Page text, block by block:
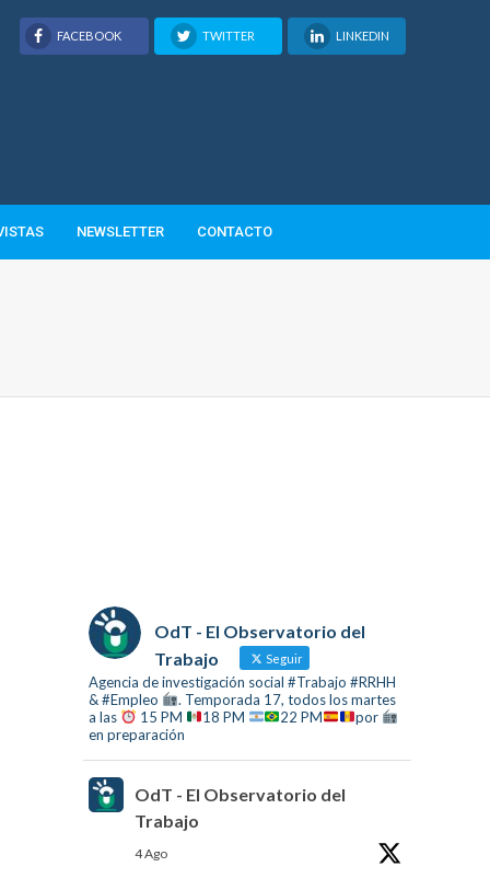
FACEBOOK TWITTER LINKEDIN
NEWSLETTER CONTACTO
OdT - El Observatorio del
Trabajo
Seguir
Agencia de investigación social #Trabajo #RRHH
& #Empleo
. Temporada 17, todos los martes
a las
15 PM 18 PM 22 PM
por
en preparación
OdT - El Observatorio del
Trabajo
4 Ago